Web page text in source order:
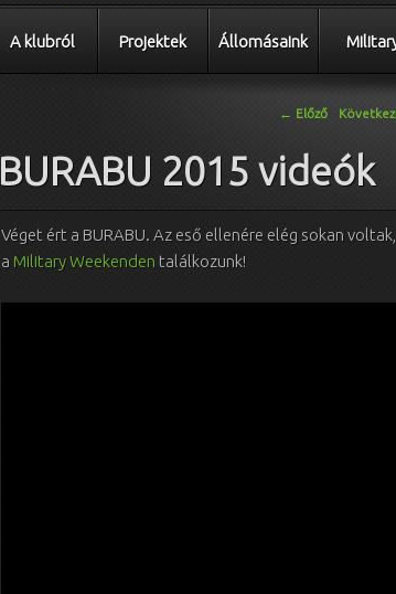
A klubról Projektek Állomásaink
← Előző
BURABU 2015 videók
Véget ért a BURABU. Az eső ellenére elég sokan
a Military Weekenden találkozunk!